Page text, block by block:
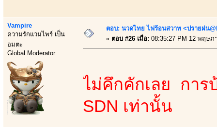
Vampire
ความรักแวมไพร์ เป็น
อมตะ
Global Moderator
ตอบ: นวดไทย ไฟร้อนสวาท <ปรายฝน
« ตอบ #26 เมื่อ: 08:35:27 PM 12 พฤษภ
ไม่คึกคักเลย กา
SDN เท่านั้น